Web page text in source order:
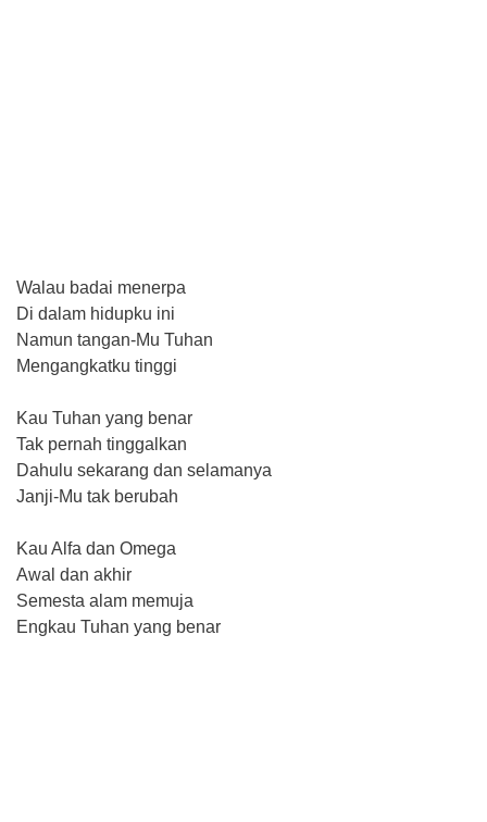
Walau badai menerpa
Di dalam hidupku ini
Namun tangan-Mu Tuhan
Mengangkatku tinggi
Kau Tuhan yang benar
Tak pernah tinggalkan
Dahulu sekarang dan selamanya
Janji-Mu tak berubah
Kau Alfa dan Omega
Awal dan akhir
Semesta alam memuja
Engkau Tuhan yang benar